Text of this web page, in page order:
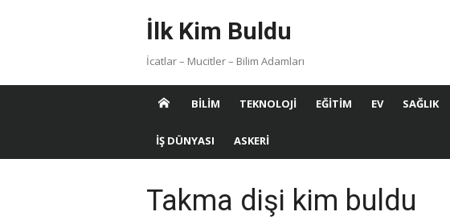
İlk Kim Buldu
İcatlar – Mucitler – Bilim Adamları
BILIM TEKNOLOJI EĞITIM EV SAĞLIK
İŞ DÜNYASI ASKERI
Takma dişi kim buldu